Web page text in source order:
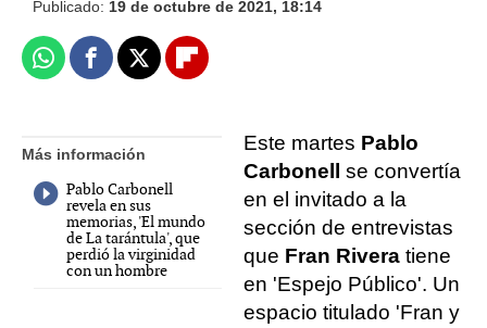
Publicado: 19 de octubre de 2021, 18:14
WhatsappFacebook
X Flipboard
Más información
Pablo Carbonell
revela en sus
memorias, 'El mundo
de La tarántula', que
perdió la virginidad
con un hombre
Este martes Pablo
Carbonell
se convertía
en el invitado a la
sección de entrevistas
que Fran Rivera tiene
en 'Espejo Público'. Un
espacio titulado 'Fran y